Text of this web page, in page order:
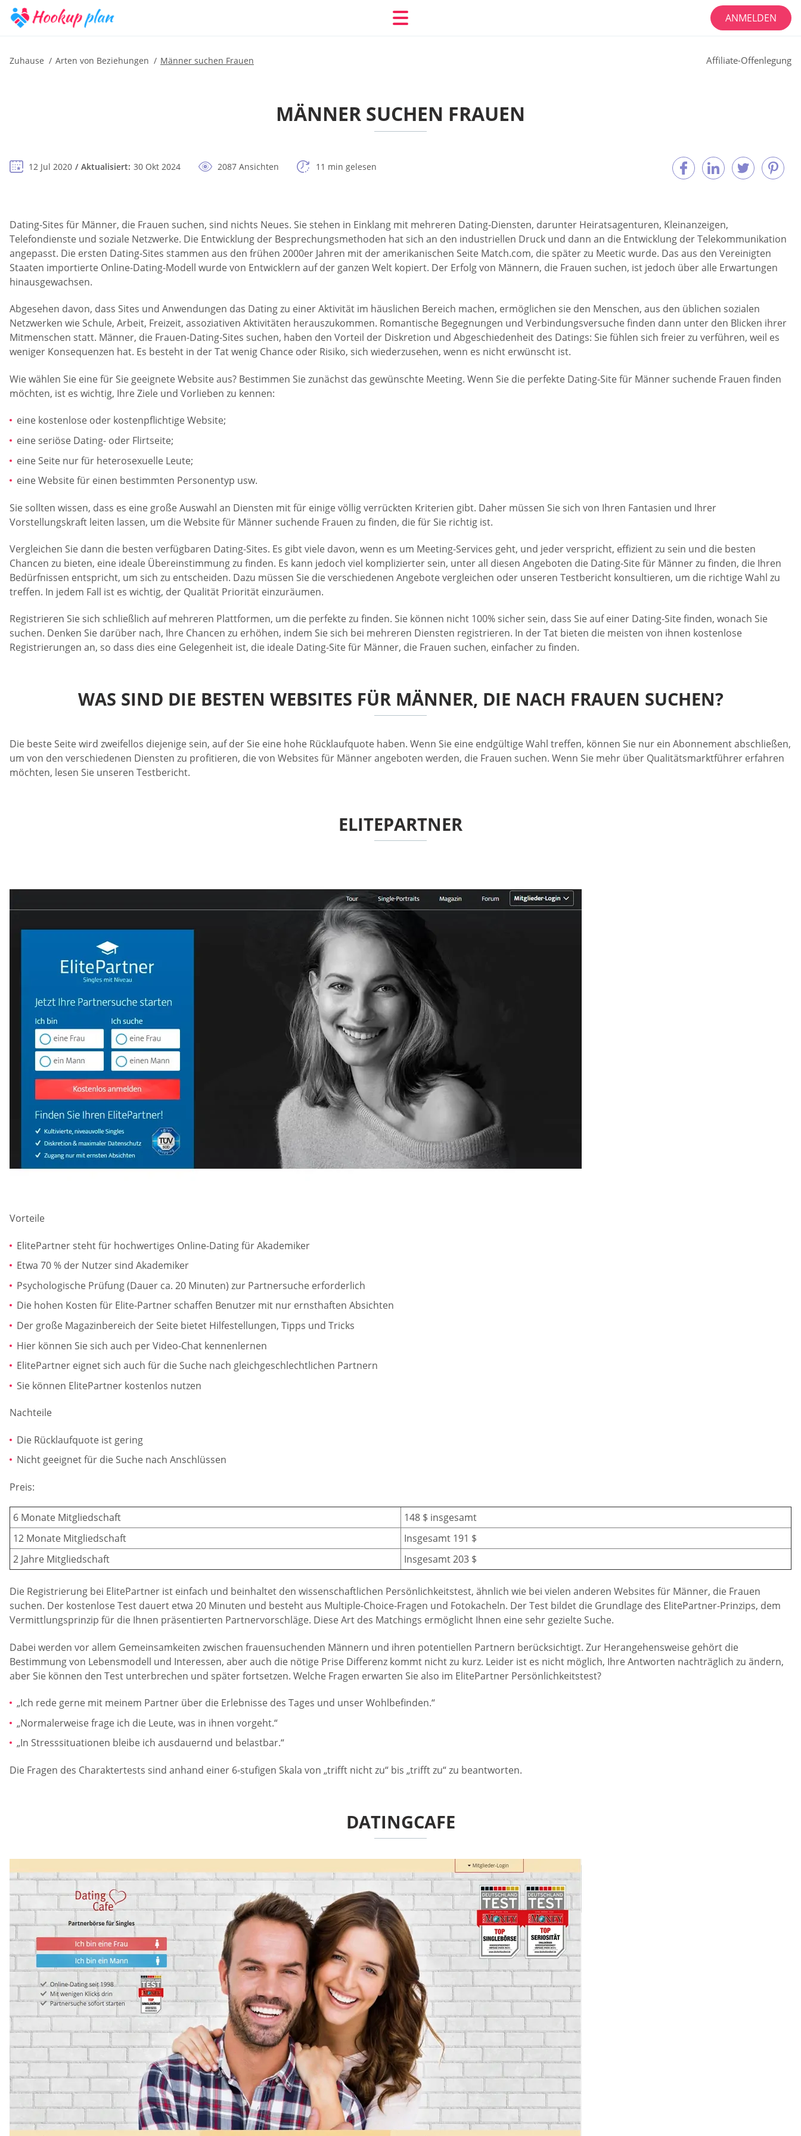
ANMELDEN
Zuhause Arten von Beziehungen Männer suchen Frauen Affiliate-Offenlegung
MÄNNER SUCHEN FRAUEN
12 Jul 2020 Aktualisiert: 30 Okt 2024 2087 Ansichten 11 min gelesen
Dating-Sites für Männer, die Frauen suchen, sind nichts Neues. Sie stehen in Einklang mit mehreren Dating-Diensten, darunter Heiratsagenturen, Kleinanzeigen,
Telefondienste und soziale Netzwerke. Die Entwicklung der Besprechungsmethoden hat sich an den industriellen Druck und dann an die Entwicklung der Telekommunikation
angepasst. Die ersten Dating-Sites stammen aus den frühen 2000er Jahren mit der amerikanischen Seite Match.com, die später zu Meetic wurde. Das aus den Vereinigten
Staaten importierte Online-Dating-Modell wurde von Entwicklern auf der ganzen Welt kopiert. Der Erfolg von Männern, die Frauen suchen, ist jedoch über alle Erwartungen
hinausgewachsen.
Abgesehen davon, dass Sites und Anwendungen das Dating zu einer Aktivität im häuslichen Bereich machen, ermöglichen sie den Menschen, aus den üblichen sozialen
Netzwerken wie Schule, Arbeit, Freizeit, assoziativen Aktivitäten herauszukommen. Romantische Begegnungen und Verbindungsversuche finden dann unter den Blicken ihrer
Mitmenschen statt. Männer, die Frauen-Dating-Sites suchen, haben den Vorteil der Diskretion und Abgeschiedenheit des Datings: Sie fühlen sich freier zu verführen, weil es
weniger Konsequenzen hat. Es besteht in der Tat wenig Chance oder Risiko, sich wiederzusehen, wenn es nicht erwünscht ist.
Wie wählen Sie eine für Sie geeignete Website aus? Bestimmen Sie zunächst das gewünschte Meeting. Wenn Sie die perfekte Dating-Site für Männer suchende Frauen finden
möchten, ist es wichtig, Ihre Ziele und Vorlieben zu kennen:
eine kostenlose oder kostenpflichtige Website;
eine seriöse Dating- oder Flirtseite;
eine Seite nur für heterosexuelle Leute;
eine Website für einen bestimmten Personentyp usw.
Sie sollten wissen, dass es eine große Auswahl an Diensten mit für einige völlig verrückten Kriterien gibt. Daher müssen Sie sich von Ihren Fantasien und Ihrer
Vorstellungskraft leiten lassen, um die Website für Männer suchende Frauen zu finden, die für Sie richtig ist.
Vergleichen Sie dann die besten verfügbaren Dating-Sites. Es gibt viele davon, wenn es um Meeting-Services geht, und jeder verspricht, effizient zu sein und die besten
Chancen zu bieten, eine ideale Übereinstimmung zu finden. Es kann jedoch viel komplizierter sein, unter all diesen Angeboten die Dating-Site für Männer zu finden, die Ihren
Bedürfnissen entspricht, um sich zu entscheiden. Dazu müssen Sie die verschiedenen Angebote vergleichen oder unseren Testbericht konsultieren, um die richtige Wahl zu
treffen. In jedem Fall ist es wichtig, der Qualität Priorität einzuräumen.
Registrieren Sie sich schließlich auf mehreren Plattformen, um die perfekte zu finden. Sie können nicht 100% sicher sein, dass Sie auf einer Dating-Site finden, wonach Sie
suchen. Denken Sie darüber nach, Ihre Chancen zu erhöhen, indem Sie sich bei mehreren Diensten registrieren. In der Tat bieten die meisten von ihnen kostenlose
Registrierungen an, so dass dies eine Gelegenheit ist, die ideale Dating-Site für Männer, die Frauen suchen, einfacher zu finden.
WAS SIND DIE BESTEN WEBSITES FÜR MÄNNER, DIE NACH FRAUEN SUCHEN?
Die beste Seite wird zweifellos diejenige sein, auf der Sie eine hohe Rücklaufquote haben. Wenn Sie eine endgültige Wahl treffen, können Sie nur ein Abonnement abschließen,
um von den verschiedenen Diensten zu profitieren, die von Websites für Männer angeboten werden, die Frauen suchen. Wenn Sie mehr über Qualitätsmarktführer erfahren
möchten, lesen Sie unseren Testbericht.
ELITEPARTNER
Vorteile
ElitePartner steht für hochwertiges Online-Dating für Akademiker
Etwa 70 % der Nutzer sind Akademiker
Psychologische Prüfung (Dauer ca. 20 Minuten) zur Partnersuche erforderlich
Die hohen Kosten für Elite-Partner schaffen Benutzer mit nur ernsthaften Absichten
Der große Magazinbereich der Seite bietet Hilfestellungen, Tipps und Tricks
Hier können Sie sich auch per Video-Chat kennenlernen
ElitePartner eignet sich auch für die Suche nach gleichgeschlechtlichen Partnern
Sie können ElitePartner kostenlos nutzen
Nachteile
Die Rücklaufquote ist gering
Nicht geeignet für die Suche nach Anschlüssen
Preis:
6 Monate Mitgliedschaft
148 $ insgesamt
12 Monate Mitgliedschaft
Insgesamt 191 $
2 Jahre Mitgliedschaft
Insgesamt 203 $
Die Registrierung bei ElitePartner ist einfach und beinhaltet den wissenschaftlichen Persönlichkeitstest, ähnlich wie bei vielen anderen Websites für Männer, die Frauen
suchen. Der kostenlose Test dauert etwa 20 Minuten und besteht aus Multiple-Choice-Fragen und Fotokacheln. Der Test bildet die Grundlage des ElitePartner-Prinzips, dem
Vermittlungsprinzip für die Ihnen präsentierten Partnervorschläge. Diese Art des Matchings ermöglicht Ihnen eine sehr gezielte Suche.
Dabei werden vor allem Gemeinsamkeiten zwischen frauensuchenden Männern und ihren potentiellen Partnern berücksichtigt. Zur Herangehensweise gehört die
Bestimmung von Lebensmodell und Interessen, aber auch die nötige Prise Differenz kommt nicht zu kurz. Leider ist es nicht möglich, Ihre Antworten nachträglich zu ändern,
aber Sie können den Test unterbrechen und später fortsetzen. Welche Fragen erwarten Sie also im ElitePartner Persönlichkeitstest?
„Ich rede gerne mit meinem Partner über die Erlebnisse des Tages und unser Wohlbefinden.“
„Normalerweise frage ich die Leute, was in ihnen vorgeht.“
„In Stresssituationen bleibe ich ausdauernd und belastbar.“
Die Fragen des Charaktertests sind anhand einer 6-stufigen Skala von „trifft nicht zu“ bis „trifft zu“ zu beantworten.
DATINGCAFE